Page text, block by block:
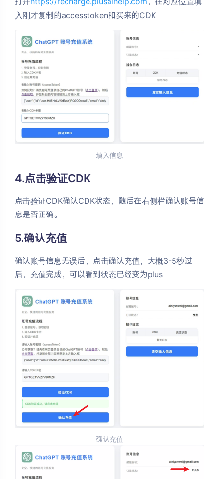
方
入刚才复制的accesstoken和买来的CDK
填入信息
4.点击验证CDK
点击验证CDK确认CDK状态，随后在右侧栏确认账号信
息是否正确。
5.确认充值
确认账号信息无误后，点击确认充值，大概3-5秒过
后，充值完成，可以看到状态已经变为plus
确认充值